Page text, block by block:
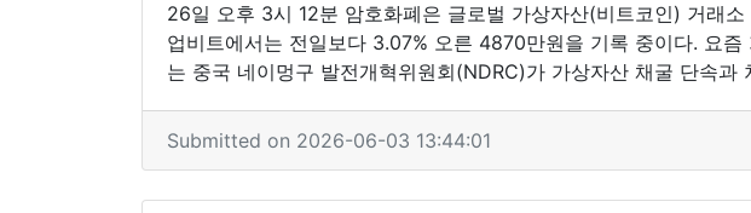
26일 오후 3시 12분 암호화폐은 글로벌 가상자산(비트코인) 거래
업비트에서는 전일보다 3.07% 오른 4870만원을 기록 중이다. 요
는 중국 네이멍구 발전개혁위원회(NDRC)가 가상자산 채굴 단속과
Submitted on 2026-06-03 13:44:01